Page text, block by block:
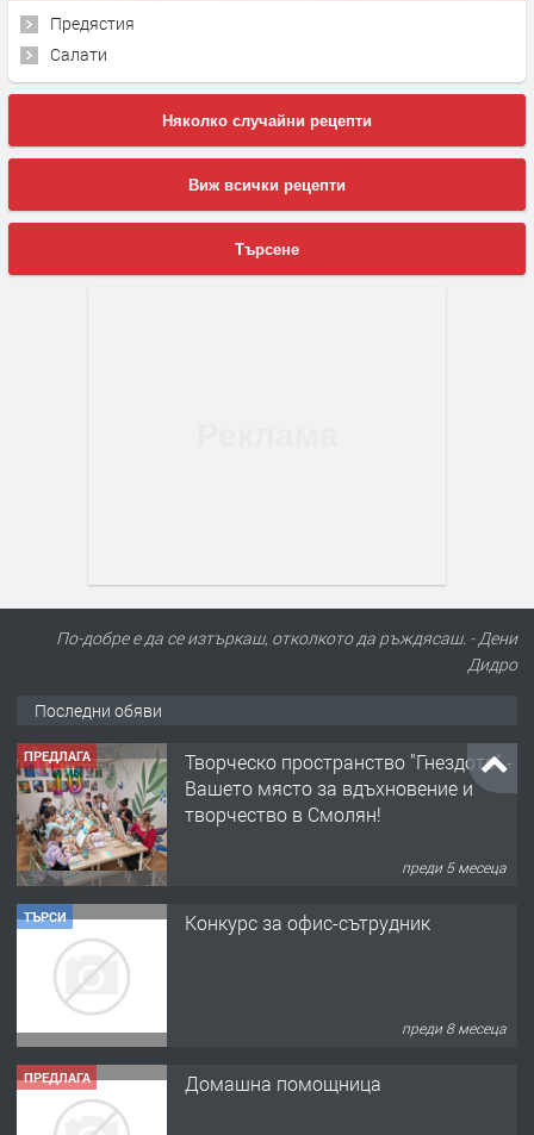
Предястия
Салати
Няколко случайни рецепти
Виж всички рецепти
Търсене
По-добре е да се изтъркаш, отколкото да ръждясаш. - Дени
Дидро
Последни обяви
ПРЕДЛАГА
Творческо пространство "Гнездото" -
Вашето място за вдъхновение и
творчество в Смолян!
преди 5 месеца
ТЪРСИ Конкурс за офис-сътрудник
преди 8 месеца
ПРЕДЛАГА Домашна помощница